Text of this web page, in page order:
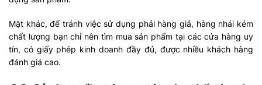
Mặt khác, để tránh việc sử dụng phải hàng giả, hàng nhái kém
chất lượng bạn chỉ nên tìm mua sản phẩm tại các cửa hàng uy
tín, có giấy phép kinh doanh đầy đủ, được nhiều khách hàng
đánh giá cao.